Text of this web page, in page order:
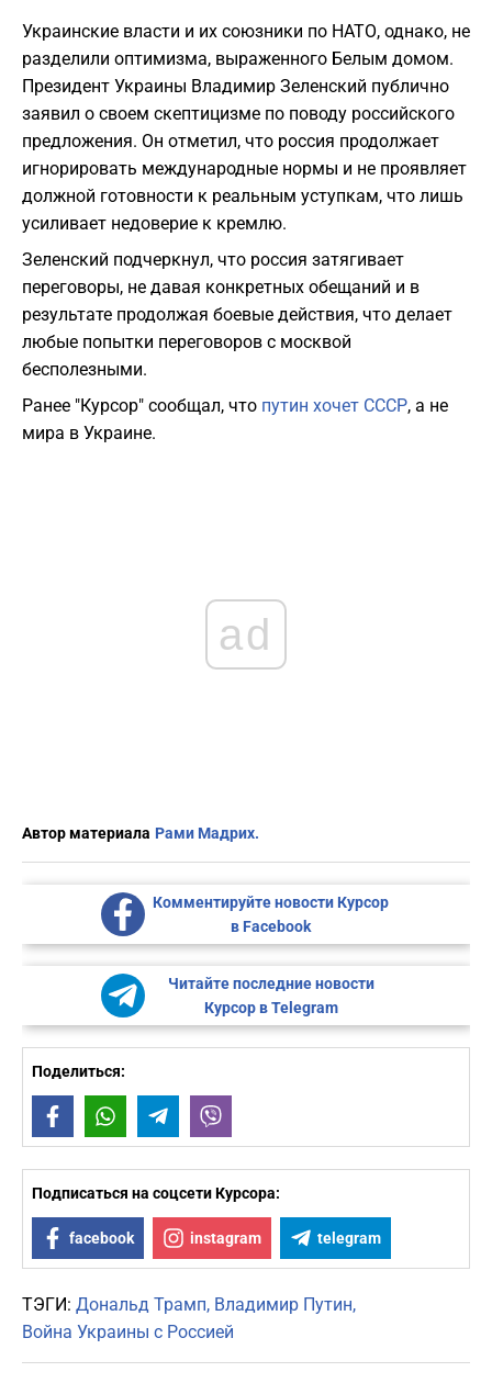
Украинские власти и их союзники по НАТО, однако, не
разделили оптимизма, выраженного Белым домом.
Президент Украины Владимир Зеленский публично
заявил о своем скептицизме по поводу российского
предложения. Он отметил, что россия продолжает
игнорировать международные нормы и не проявляет
должной готовности к реальным уступкам, что лишь
усиливает недоверие к кремлю.
Зеленский подчеркнул, что россия затягивает
переговоры, не давая конкретных обещаний и в
результате продолжая боевые действия, что делает
любые попытки переговоров с москвой
бесполезными.
Ранее "Курсор" сообщал, что путин хочет СССР, а не
мира в Украине.
ad
Автор материала Рами Мадрих.
Комментируйте новости Курсор
в Facebook
Читайте последние новости
Курсор в Telegram
Поделиться:
FacebookWhatsAppTelegram
Подписаться на соцсети Курсора:
facebook instagram telegram
ТЭГИ: Дональд Трамп Владимир Путин
Война Украины с Россией